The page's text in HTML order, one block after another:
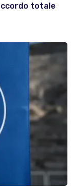
totale